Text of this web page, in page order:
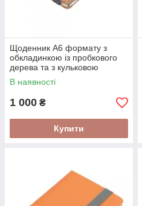
Щоденник А6 формату з
обкладинкою із пробкового
дерева та з кульковою
ручкою "Slim" від німецького
бренду Troika
В наявності
1 000 ₴
Купити